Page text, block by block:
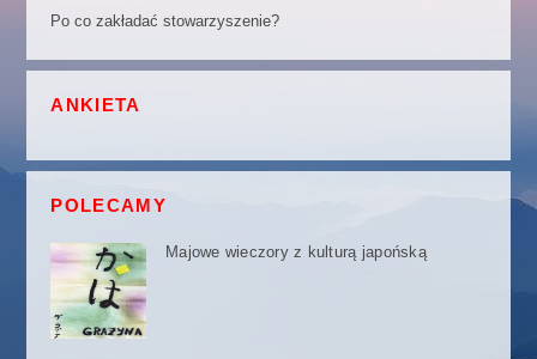
Po co zakładać stowarzyszenie?
ANKIETA
POLECAMY
Majowe wieczory z kulturą japońską